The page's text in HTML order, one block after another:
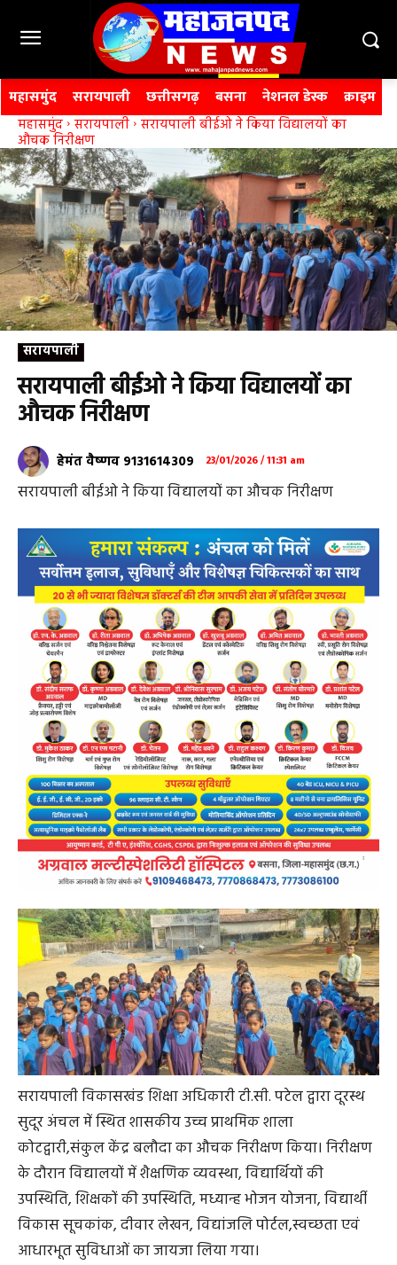
महासमुंद सरायपाली छत्तीसगढ़ बसना नेशनल डेस्क क्राइम
महासमुंद सरायपाली सरायपाली बीईओ ने किया विद्यालयों का
औचक निरीक्षण
सरायपाली
सरायपाली बीईओ ने किया विद्यालयों का
औचक निरीक्षण
हेमंत वैष्णव 9131614309 23/01/2026 / 11:31 am
सरायपाली बीईओ ने किया विद्यालयों का औचक निरीक्षण
सरायपाली विकासखंड शिक्षा अधिकारी टी.सी. पटेल द्वारा दूरस्थ
सुदूर अंचल में स्थित शासकीय उच्च प्राथमिक शाला
कोटद्वारी,संकुल केंद्र बलौदा का औचक निरीक्षण किया। निरीक्षण
के दौरान विद्यालयों में शैक्षणिक व्यवस्था, विद्यार्थियों की
उपस्थिति, शिक्षकों की उपस्थिति, मध्यान्ह भोजन योजना, विद्यार्थी
विकास सूचकांक, दीवार लेखन, विद्यांजलि पोर्टल,स्वच्छता एवं
आधारभूत सुविधाओं का जायजा लिया गया।